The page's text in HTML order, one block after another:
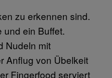
zu erkennen sind.
ein Buffet.
Nudeln mit
Anflug von Übelkeit
Fingerfood serviert